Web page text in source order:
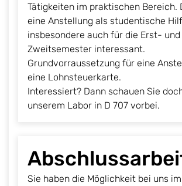
Tätigkeiten im praktischen Bereich.
eine Anstellung als studentische
insbesondere auch für die Erst- und
Zweitsemester interessant.
Grundvorraussetzung für eine
eine Lohnsteuerkarte.
Interessiert? Dann schauen Sie
unserem Labor in D 707 vorbei.
Sie haben die Möglichkeit bei uns